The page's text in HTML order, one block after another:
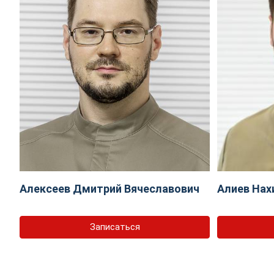
Алексеев Дмитрий Вячеславович
Записаться
Алиев